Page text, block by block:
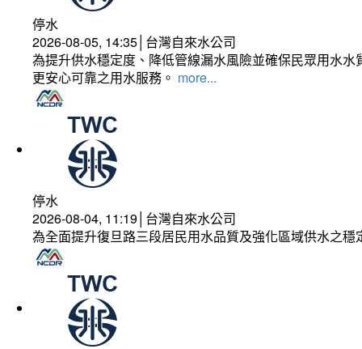
停水
2026-08-05, 14:35│台灣自來水公司
為提升供水穩定度、降低管線漏水風險並確保民眾用水
更安心可靠之用水服務。 more...
停水
2026-08-04, 11:19│台灣自來水公司
為全面提升復旦路三段居民用水品質及強化區域供水之